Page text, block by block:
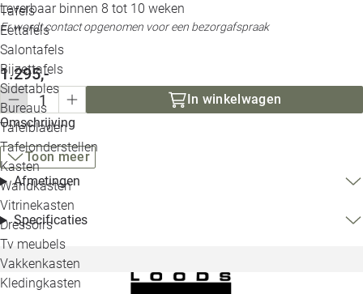
Tafels
Eettafels
Salontafels
Bijzettafels
Sidetables
Bureaus
Tafelbladen
Tafelonderstellen
Kasten
Wandkasten
Vitrinekasten
Dressoirs
Tv meubels
Vakkenkasten
Kledingkasten
Leverbaar binnen 8 tot 10 weken
Er wordt contact opgenomen voor een bezorgafspraak
1.295,-
In winkelwagen
Omschrijving
Toon meer
Afmetingen
Specificaties